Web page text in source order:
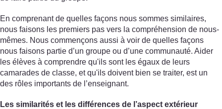
En comprenant de quelles façons nous sommes similaires,
nous faisons les premiers pas vers la compréhension de nous-
mêmes. Nous commençons aussi à voir de quelles façons
nous faisons partie d’un groupe ou d’une communauté. Aider
les élèves à comprendre qu'ils sont les égaux de leurs
camarades de classe, et qu'ils doivent bien se traiter, est un
des rôles importants de l’enseignant.
Les similarités et les différences de l’aspect extérieur